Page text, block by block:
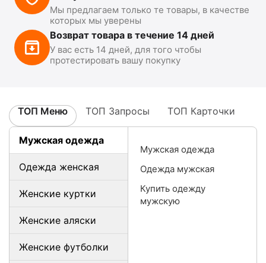
Мы предлагаем только те товары, в качестве
которых мы уверены
Возврат товара в течение 14 дней
У вас есть 14 дней, для того чтобы
протестировать вашу покупку
ТОП Меню ТОП Запросы ТОП Карточки
Мужская одежда
Одежда женская
Женские куртки
Женские аляски
Женские футболки
Мужская одежда
Одежда мужская
Купить одежду
мужскую